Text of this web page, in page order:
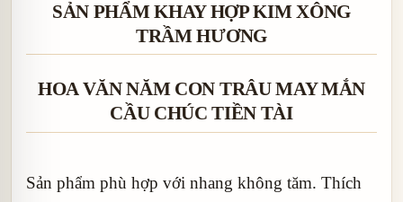
SẢN PHẨM KHAY HỢP KIM XÔNG
TRẦM HƯƠNG
HOA VĂN NĂM CON TRÂU MAY MẮN
CẦU CHÚC TIỀN TÀI
Sản phẩm phù hợp với nhang không tăm. Thích